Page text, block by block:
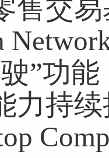
售交
”功
力持